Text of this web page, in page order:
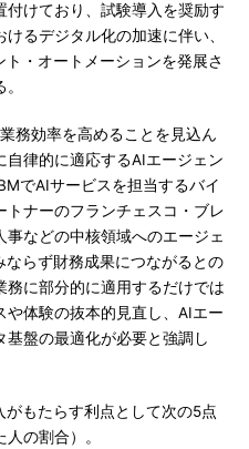
付けており、試験導入を奨励す
るデジタル化の加速に伴い、
・オートメーションを発展さ
務効率を高めることを見込ん
自律的に適応するAIエージェン
でAIサービスを担当するバイ
トナーのフランチェスコ・ブレ
などの中核領域へのエージェ
ならず財務成果につながるとの
務に部分的に適用するだけでは
体験の抜本的見直し、AIエー
盤の最適化が必要と強調し
もたらす利点として次の5点
の割合）。